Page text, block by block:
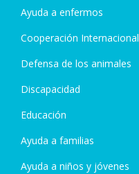
Ayuda a enfermos
Cooperación Internacional
Defensa de los animales
Discapacidad
Educación
Ayuda a familias
Ayuda a niños y jóvenes